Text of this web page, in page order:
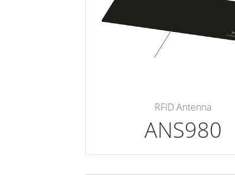
RFID Antenna
ANS980